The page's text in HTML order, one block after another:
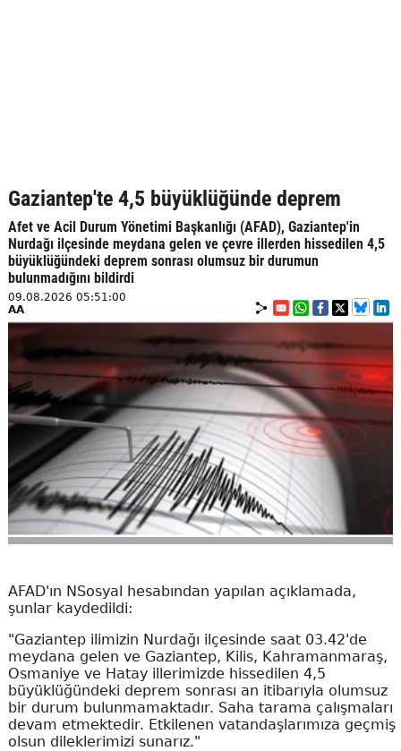
Gaziantep'te 4,5 büyüklüğünde deprem
Afet ve Acil Durum Yönetimi Başkanlığı (AFAD), Gaziantep'in
Nurdağı ilçesinde meydana gelen ve çevre illerden hissedilen 4,5
büyüklüğündeki deprem sonrası olumsuz bir durumun
bulunmadığını bildirdi
09.08.2026 05:51:00
AA
AFAD'ın NSosyal hesabından yapılan açıklamada,
şunlar kaydedildi:
"Gaziantep ilimizin Nurdağı ilçesinde saat 03.42'de
meydana gelen ve Gaziantep, Kilis, Kahramanmaraş,
Osmaniye ve Hatay illerimizde hissedilen 4,5
büyüklüğündeki deprem sonrası an itibarıyla olumsuz
bir durum bulunmamaktadır. Saha tarama çalışmaları
devam etmektedir. Etkilenen vatandaşlarımıza geçmiş
olsun dileklerimizi sunarız."